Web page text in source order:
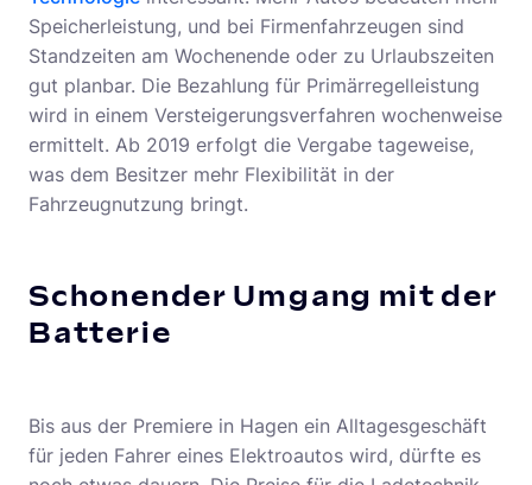
Speicherleistung, und bei Firmenfahrzeugen sind
Standzeiten am Wochenende oder zu Urlaubszeiten
gut planbar. Die Bezahlung für Primärregelleistung
wird in einem Versteigerungsverfahren wochenweise
ermittelt. Ab 2019 erfolgt die Vergabe tageweise,
was dem Besitzer mehr Flexibilität in der
Fahrzeugnutzung bringt.
Schonender Umgang mit der
Batterie
Bis aus der Premiere in Hagen ein Alltagesgeschäft
für jeden Fahrer eines Elektroautos wird, dürfte es